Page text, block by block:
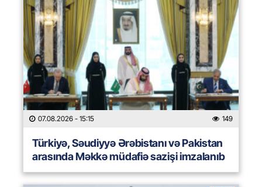
07.08.2026 - 15:15 149
Türkiyə, Səudiyyə Ərəbistanı və Pakistan
arasında Məkkə müdafiə sazişi imzalanıb